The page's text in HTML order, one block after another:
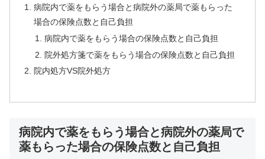
病院内で薬をもらう場合と病院外の薬局で薬もらった
場合の保険点数と自己負担
病院内で薬をもらう場合の保険点数と自己負担
院外処方箋で薬をもらう場合の保険点数と自己負担
院内処方VS院外処方
病院内で薬をもらう場合と病院外の薬局で
薬もらった場合の保険点数と自己負担